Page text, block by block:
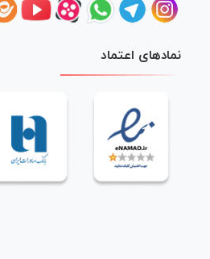
نمادهای اعتماد